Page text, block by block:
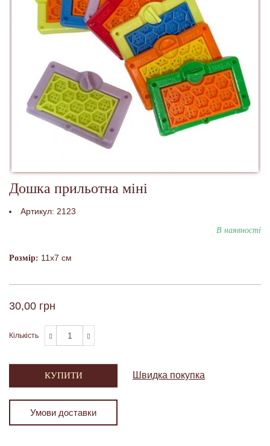
Дошка прильотна міні
Артикул: 2123
В наявності
Розмір: 11х7 см
30,00 грн
Кількість
КУПИТИ Швидка покупка
Умови доставки